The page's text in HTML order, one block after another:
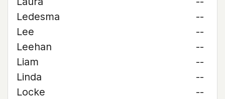
Ledesma
--
Lee
--
Leehan
--
Liam
--
Linda
--
Locke
--